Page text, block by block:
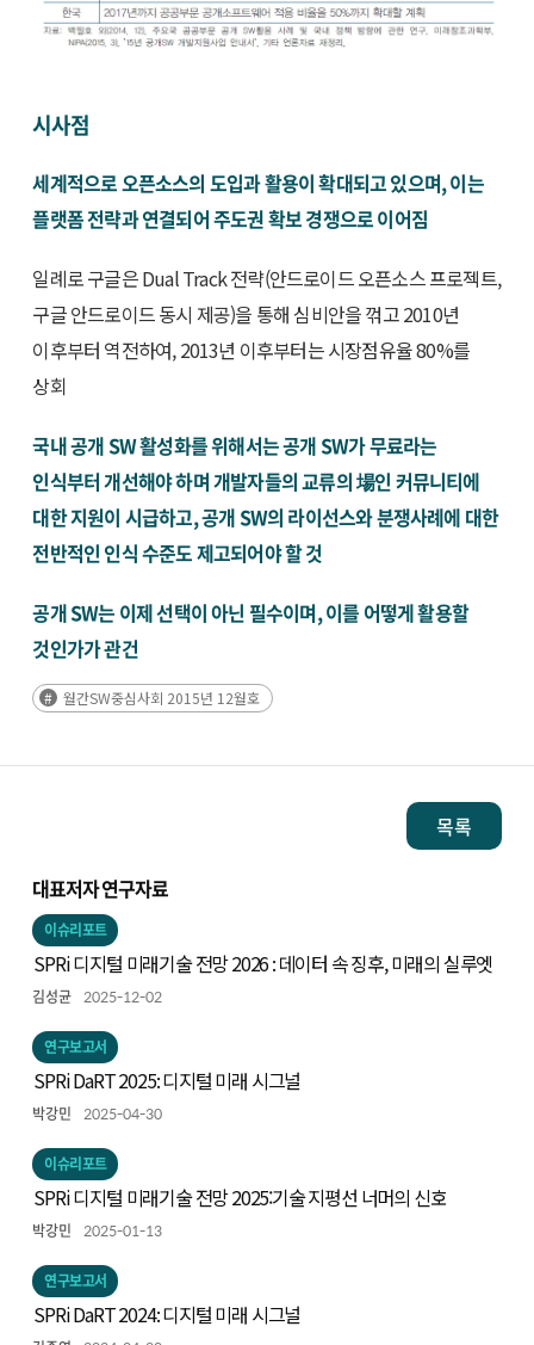
시사점
세계적으로 오픈소스의 도입과 활용이 확대되고 있으며, 이는
플랫폼 전략과 연결되어 주도권 확보 경쟁으로 이어짐
일례로 구글은 Dual Track 전략(안드로이드 오픈소스 프로젝트,
구글 안드로이드 동시 제공)을 통해 심비안을 꺾고 2010년
이후부터 역전하여, 2013년 이후부터는 시장점유율 80%를
상회
국내 공개 SW 활성화를 위해서는 공개 SW가 무료라는
인식부터 개선해야 하며 개발자들의 교류의 場인 커뮤니티에
대한 지원이 시급하고, 공개 SW의 라이선스와 분쟁사례에 대한
전반적인 인식 수준도 제고되어야 할 것
공개 SW는 이제 선택이 아닌 필수이며, 이를 어떻게 활용할
것인가가 관건
월간SW중심사회 2015년 12월호
목록
대표저자 연구자료
이슈리포트
SPRi 디지털 미래기술 전망 2026 : 데이터 속 징후, 미래의 실루엣
김성균 2025-12-02
연구보고서
SPRi DaRT 2025: 디지털 미래 시그널
박강민 2025-04-30
이슈리포트
SPRi 디지털 미래기술 전망 2025:기술 지평선 너머의 신호
박강민 2025-01-13
연구보고서
SPRi DaRT 2024: 디지털 미래 시그널